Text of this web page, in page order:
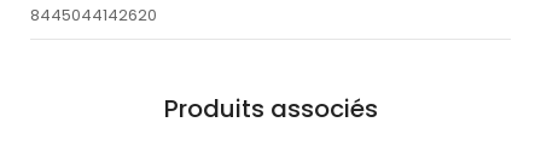
8445044142620
Produits associés